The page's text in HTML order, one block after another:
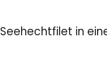
in